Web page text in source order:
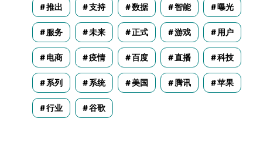
推出 支持 数据 智能 曝光
服务 未来 正式 游戏 用户
电商 疫情 百度 直播 科技
系列 系统 美国 腾讯 苹果
行业 谷歌